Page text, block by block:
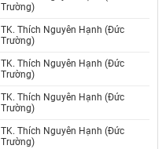
Trường)
TK. Thích Nguyên Hạnh (Đức
Trường)
TK. Thích Nguyên Hạnh (Đức
Trường)
TK. Thích Nguyên Hạnh (Đức
Trường)
TK. Thích Nguyên Hạnh (Đức
Trường)